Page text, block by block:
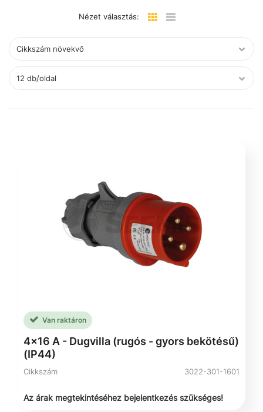
Nézet választás:
Van raktáron
4x16 A - Dugvilla (rugós - gyors bekötésű)
(IP44)
Cikkszám 3022-301-1601
Az árak megtekintéséhez bejelentkezés szükséges!